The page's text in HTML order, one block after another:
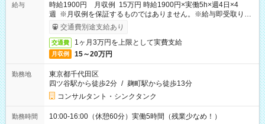
給与
時給1900円 月収例 15万円 時給1900円×実働5h×週4日×4
週 ※月収例を保証するものではありません。※給与即受取りサ
ービス利用可（利用条件有）
交通費別途支給あり
交通費 1ヶ月3万円を上限として実費支給
月収例 15～20万円
勤務地
東京都千代田区
四ツ谷駅から徒歩2分 / 麹町駅から徒歩13分
コンサルタント・シンクタンク
勤務時間 10:00-16:00（休憩60分）実働5時間（残業少なめ！）